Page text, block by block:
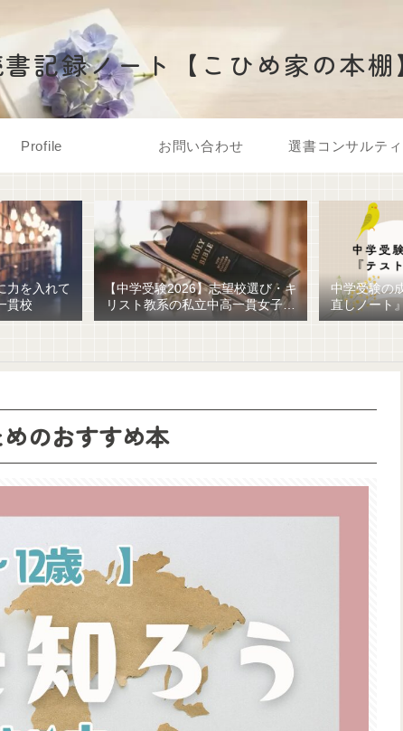
記録ノート【こひめ家の本棚
Profile お問い合わせ 選書コンサルテ
力を入れて
貫校
【中学受験2026】志望校選び・キ
リスト教系の私立中高一貫女子校
を調べてみました
中学受験の
直しノート
ための最強
めのおすすめ本